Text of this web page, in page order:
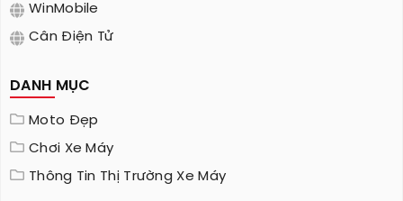
WinMobile
Cân Điện Tử
DANH MỤC
Moto Đẹp
Chơi Xe Máy
Thông Tin Thị Trường Xe Máy